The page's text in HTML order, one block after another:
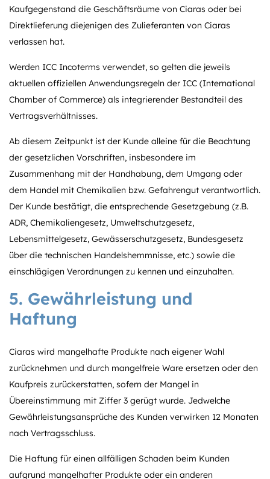
Kaufgegenstand die Geschäftsräume von Ciaras oder bei
Direktlieferung diejenigen des Zulieferanten von Ciaras
verlassen hat.
Werden ICC Incoterms verwendet, so gelten die jeweils
aktuellen offiziellen Anwendungsregeln der ICC (International
Chamber of Commerce) als integrierender Bestandteil des
Vertragsverhältnisses.
Ab diesem Zeitpunkt ist der Kunde alleine für die Beachtung
der gesetzlichen Vorschriften, insbesondere im
Zusammenhang mit der Handhabung, dem Umgang oder
dem Handel mit Chemikalien bzw. Gefahrengut verantwortlich.
Der Kunde bestätigt, die entsprechende Gesetzgebung (z.B.
ADR, Chemikaliengesetz, Umweltschutzgesetz,
Lebensmittelgesetz, Gewässerschutzgesetz, Bundesgesetz
über die technischen Handelshemmnisse, etc.) sowie die
einschlägigen Verordnungen zu kennen und einzuhalten.
5. Gewährleistung und
Haftung
Ciaras wird mangelhafte Produkte nach eigener Wahl
zurücknehmen und durch mangelfreie Ware ersetzen oder den
Kaufpreis zurückerstatten, sofern der Mangel in
Übereinstimmung mit Ziffer 3 gerügt wurde. Jedwelche
Gewährleistungsansprüche des Kunden verwirken 12 Monaten
nach Vertragsschluss.
Die Haftung für einen allfälligen Schaden beim Kunden
aufgrund mangelhafter Produkte oder ein anderen